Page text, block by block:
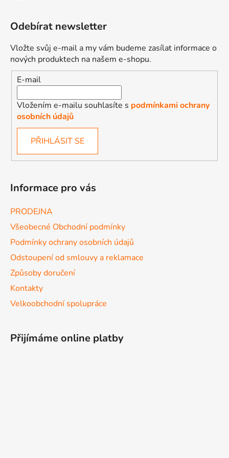
Odebírat newsletter
Vložte svůj e-mail a my vám budeme zasílat informace o
nových produktech na našem e-shopu.
E-mail
Vložením e-mailu souhlasíte s podmínkami ochrany
osobních údajů
PŘIHLÁSIT SE
Informace pro vás
PRODEJNA
Všeobecné Obchodní podmínky
Podmínky ochrany osobních údajů
Odstoupení od smlouvy a reklamace
Způsoby doručení
Kontakty
Velkoobchodní spolupráce
Přijímáme online platby